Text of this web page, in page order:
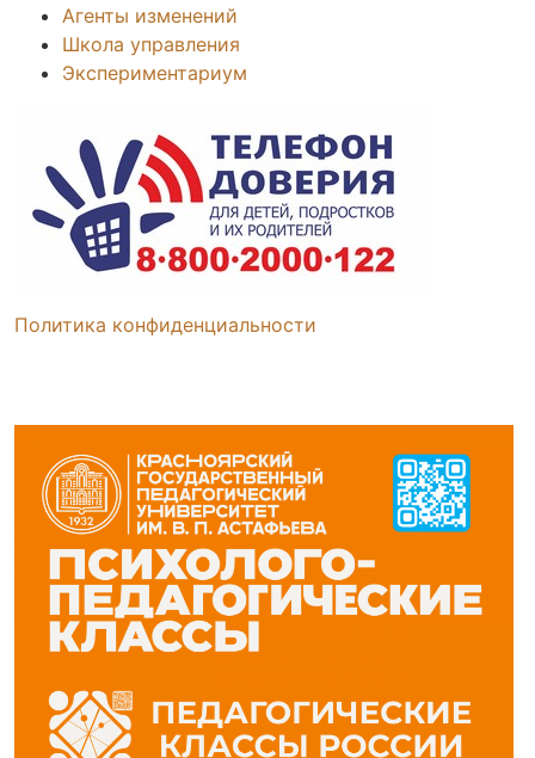
Агенты изменений
Школа управления
Экспериментариум
Политика конфиденциальности